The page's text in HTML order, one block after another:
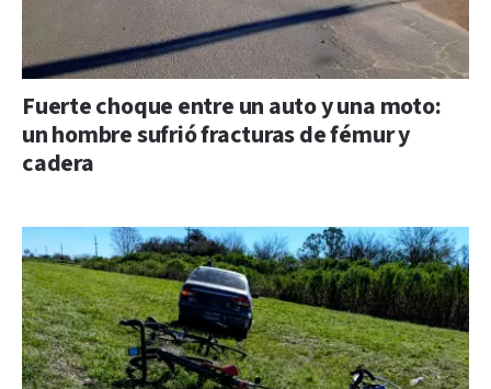
Fuerte choque entre un auto y una moto:
un hombre sufrió fracturas de fémur y
cadera